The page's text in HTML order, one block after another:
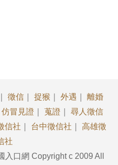
徵信 捉猴 外遇
離婚
仿冒見證 蒐證
尋人徵信
信社 台中徵信社
高雄徵
社
入口網 Copyright c 2009 All